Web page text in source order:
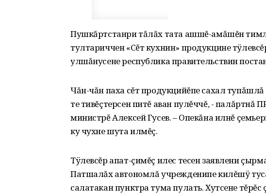
Пушкăртстанри тăлăх тата ашшĕ-амăшĕн
тултариччен «Сĕт кухнин» продукцине
улшăнусене республика правительствин
Чăн-чăн паха сĕт продукцийĕпе сахал
те тивĕçтерсен питĕ аван пулĕччĕ, - палăртнă
министрĕ Алексей Гусев. – Опекăна илнĕ
ку чухне шута илмĕç.
Тÿлевсĕр апат-çимĕç илес тесен заявлени
Патшалăх автономлă учрежденипе килĕшÿ
салатакан пунктра тума пулать. Хутсене